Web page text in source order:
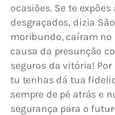
ocasiões. Se te
desgraçados, dizia
moribundo, caíram
causa da presunção
seguros da vitória!
tu tenhas dá tua
sempre de pé atrás e
segurança para o